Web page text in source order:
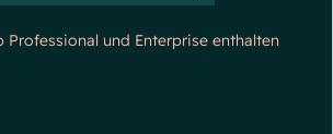
Professional und Enterprise enthalten